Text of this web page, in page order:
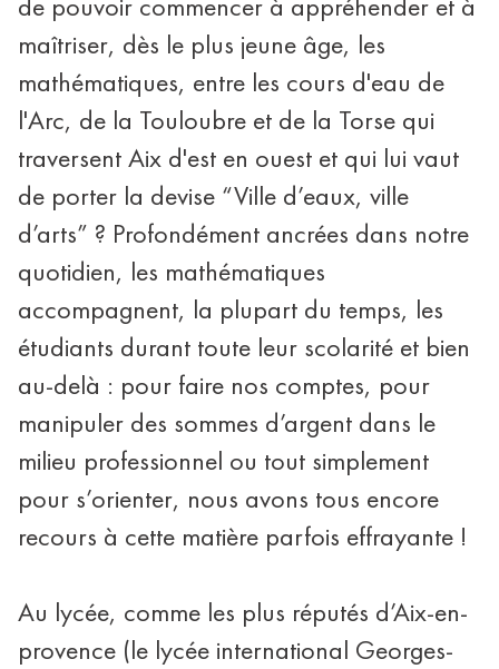
maîtriser, dès le plus jeune âge, les
mathématiques, entre les cours d'eau de
l'Arc, de la Touloubre et de la Torse qui
traversent Aix d'est en ouest et qui lui vaut
de porter la devise “Ville d’eaux, ville
d’arts” ? Profondément ancrées dans notre
quotidien, les mathématiques
accompagnent, la plupart du temps, les
étudiants durant toute leur scolarité et bien
au-delà : pour faire nos comptes, pour
manipuler des sommes d’argent dans le
milieu professionnel ou tout simplement
pour s’orienter, nous avons tous encore
recours à cette matière parfois effrayante !
Au lycée, comme les plus réputés d’Aix-en-
provence (le lycée international Georges-